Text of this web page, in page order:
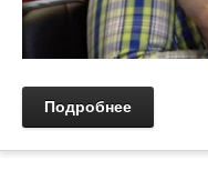
Подробнее